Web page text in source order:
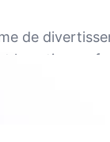
de
la patience,
exercées.
le